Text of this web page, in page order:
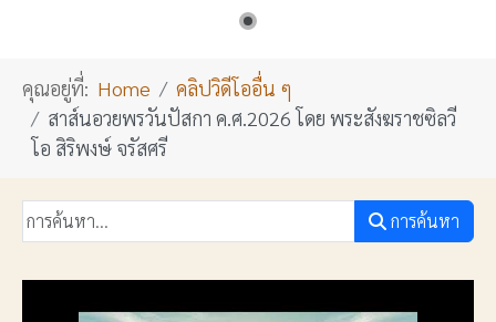
คุณอยู่ที่: Home
คลิปวิดีโออื่น ๆ
สาส์นอวยพรวันปัสกา ค.ศ.2026 โดย พระสังฆราชซิลวี
โอ สิริพงษ์ จรัสศรี
การค้นหา